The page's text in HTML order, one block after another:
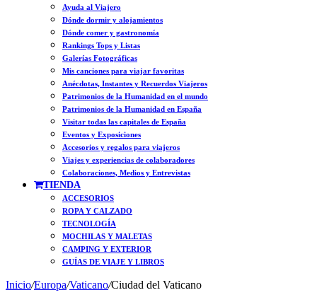
Ayuda al Viajero
Dónde dormir y alojamientos
Dónde comer y gastronomía
Rankings Tops y Listas
Galerías Fotográficas
Mis canciones para viajar favoritas
Anécdotas, Instantes y Recuerdos Viajeros
Patrimonios de la Humanidad en el mundo
Patrimonios de la Humanidad en España
Visitar todas las capitales de España
Eventos y Exposiciones
Accesorios y regalos para viajeros
Viajes y experiencias de colaboradores
Colaboraciones, Medios y Entrevistas
TIENDA
ACCESORIOS
ROPA Y CALZADO
TECNOLOGÍA
MOCHILAS Y MALETAS
CAMPING Y EXTERIOR
GUÍAS DE VIAJE Y LIBROS
Inicio/Europa/Vaticano/Ciudad del Vaticano